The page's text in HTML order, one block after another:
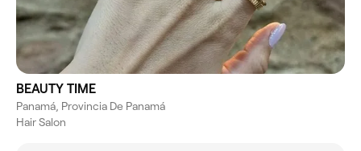
BEAUTY TIME
Panamá, Provincia De Panamá
Hair Salon